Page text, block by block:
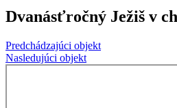
Dvanásťročný Ježiš v
Predchádzajúci objekt
Nasledujúci objekt